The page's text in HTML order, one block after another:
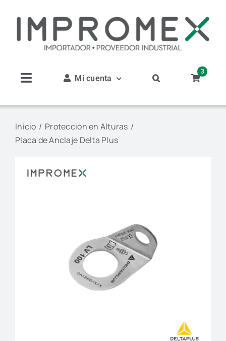
Toggle
Nosotros
Productos
Mi cuenta
3
Inicio
Protección en Alturas
Placa de Anclaje Delta Plus